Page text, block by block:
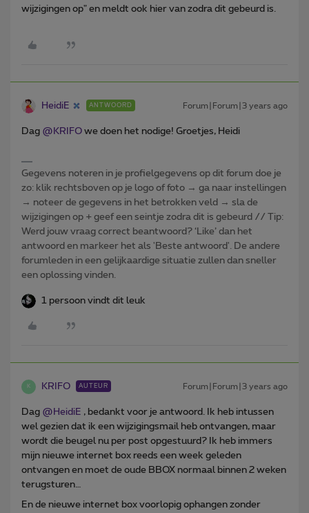
wijzigingen op" en meldt ook hier van zodra dit gebeurd is.
HeidiE ANTWOORD Forum|Forum|3 years ago
Dag @KRIFO we doen het nodige! Groetjes, Heidi
Gegevens noteren in je profielgegevens op dit forum doe je
zo: klik rechtsboven op je logo of foto → ga naar instellingen
→ noteer de gegevens in het betrokken veld → sla de
wijzigingen op + geef een seintje zodra dit is gebeurd // Tip:
Werd jouw vraag correct beantwoord? ‘Like’ dan het
antwoord en markeer het als 'Beste antwoord'. De andere
forumleden in een gelijkaardige situatie zullen dan sneller
een oplossing vinden.
1 persoon vindt dit leuk
K KRIFO AUTEUR Forum|Forum|3 years ago
Dag @HeidiE , bedankt voor je antwoord. Ik heb intussen
wel gezien dat ik een wijzigingsmail heb ontvangen, maar
wordt die beugel nu per post opgestuurd? Ik heb immers
mijn nieuwe internet box reeds een week geleden
ontvangen en moet de oude BBOX normaal binnen 2 weken
terugsturen…
En de nieuwe internet box voorlopig ophangen zonder